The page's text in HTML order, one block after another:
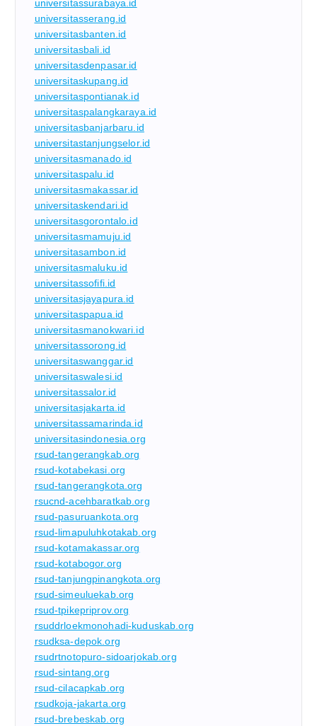
universitassurabaya.id
universitasserang.id
universitasbanten.id
universitasbali.id
universitasdenpasar.id
universitaskupang.id
universitaspontianak.id
universitaspalangkaraya.id
universitasbanjarbaru.id
universitastanjungselor.id
universitasmanado.id
universitaspalu.id
universitasmakassar.id
universitaskendari.id
universitasgorontalo.id
universitasmamuju.id
universitasambon.id
universitasmaluku.id
universitassofifi.id
universitasjayapura.id
universitaspapua.id
universitasmanokwari.id
universitassorong.id
universitaswanggar.id
universitaswalesi.id
universitassalor.id
universitasjakarta.id
universitassamarinda.id
universitasindonesia.org
rsud-tangerangkab.org
rsud-kotabekasi.org
rsud-tangerangkota.org
rsucnd-acehbaratkab.org
rsud-pasuruankota.org
rsud-limapuluhkotakab.org
rsud-kotamakassar.org
rsud-kotabogor.org
rsud-tanjungpinangkota.org
rsud-simeuluekab.org
rsud-tpikepriprov.org
rsuddrloekmonohadi-kuduskab.org
rsudksa-depok.org
rsudrtnotopuro-sidoarjokab.org
rsud-sintang.org
rsud-cilacapkab.org
rsudkoja-jakarta.org
rsud-brebeskab.org